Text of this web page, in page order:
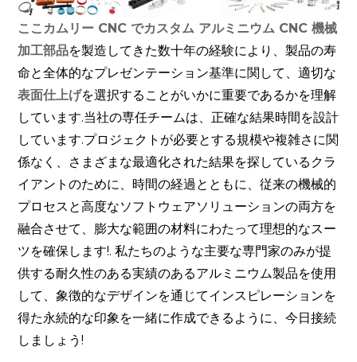
ここカムリー CNC でカスタム アルミニウム CNC 機械
加工部品を製造してきた数十年の経験により、製品の寿
命と全体的なプレゼンテーション基準に関して、適切な
表面仕上げを選択することがいかに重要であるかを理解
しています.当社の専任チームは、正確な結果時間を設計
しています.プロジェクトが必要とする規模や複雑さに関
係なく、さまざまな最適化された結果を探しているクラ
イアントのために、時間の経過とともに、従来の機械的
プロセスと高度なソフトウェアソリューションの両方を
融合させて、膨大な範囲の材料にわたって理想的なスー
ツを確保します!. 私たちのような主要な専門家のみが提
供する耐久性のある実績のあるアルミニウム製品を使用
して、象徴的なデザインを通じてインスピレーションを
得た永続的な印象を一緒に作成できるように、今日接続
しましょう!